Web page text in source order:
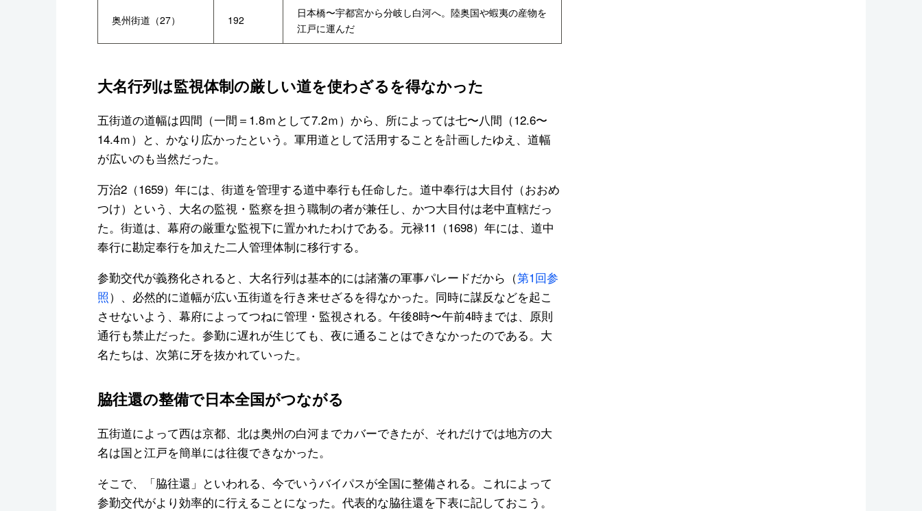
奥州街道（27） 192
日本橋〜宇都宮から分岐し白河へ。陸奥国や蝦夷の産物を
江戸に運んだ
大名行列は監視体制の厳しい道を使わざるを得なかった
五街道の道幅は四間（一間＝1.8ｍとして7.2ｍ）から、所によっては七〜八間（12.6〜
14.4ｍ）と、かなり広かったという。軍用道として活用することを計画したゆえ、道幅
が広いのも当然だった。
万治2（1659）年には、街道を管理する道中奉行も任命した。道中奉行は大目付（おおめ
つけ）という、大名の監視・監察を担う職制の者が兼任し、かつ大目付は老中直轄だっ
た。街道は、幕府の厳重な監視下に置かれたわけである。元禄11（1698）年には、道中
奉行に勘定奉行を加えた二人管理体制に移行する。
参勤交代が義務化されると、大名行列は基本的には諸藩の軍事パレードだから（第1回参
照）、必然的に道幅が広い五街道を行き来せざるを得なかった。同時に謀反などを起こ
させないよう、幕府によってつねに管理・監視される。午後8時〜午前4時までは、原則
通行も禁止だった。参勤に遅れが生じても、夜に通ることはできなかったのである。大
名たちは、次第に牙を抜かれていった。
脇往還の整備で日本全国がつながる
五街道によって西は京都、北は奥州の白河までカバーできたが、それだけでは地方の大
名は国と江戸を簡単には往復できなかった。
そこで、「脇往還」といわれる、今でいうバイパスが全国に整備される。これによって
参勤交代がより効率的に行えることになった。代表的な脇往還を下表に記しておこう。